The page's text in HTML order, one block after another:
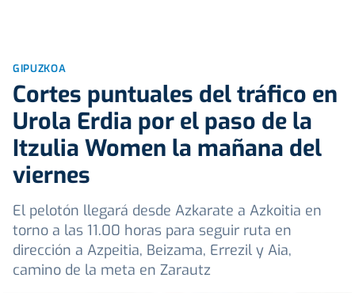
GIPUZKOA
Cortes puntuales del tráfico en
Urola Erdia por el paso de la
Itzulia Women la mañana del
viernes
El pelotón llegará desde Azkarate a Azkoitia en
torno a las 11.00 horas para seguir ruta en
dirección a Azpeitia, Beizama, Errezil y Aia,
camino de la meta en Zarautz